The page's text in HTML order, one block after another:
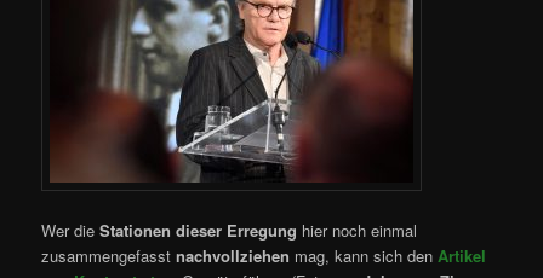
Wer dieStationen dieser Erregung hier noch einmal
zusammengefasstnachvollziehen mag, kann sich den Artikel